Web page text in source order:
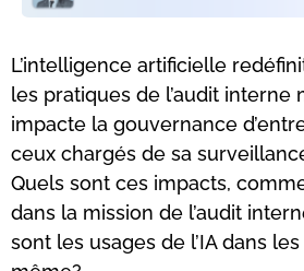
L’intelligence artificielle
les pratiques de l’audit interne
impacte la gouvernance
ceux chargés de sa
Quels sont ces impacts,
dans la mission de l’audit
sont les usages de l’IA dans